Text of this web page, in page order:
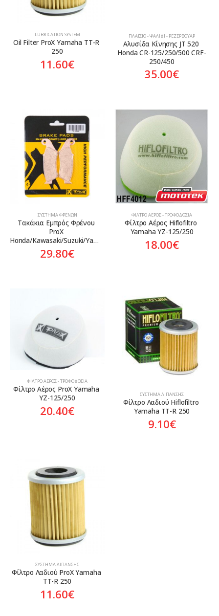
LUBRICATION SYSTEM
Oil Filter ProX Yamaha TT-R
250
11.60€
ΠΛΑΊΣΙΟ - ΨΑΛΊΔΙ - ΡΕΖΕΡΒΟΥΆΡ
Αλυσίδα Κίνησης JT 520
Honda CR-125/250/500 CRF-
250/450
35.00€
ΣΎΣΤΗΜΑ ΦΡΈΝΩΝ
Τακάκια Εμπρός Φρένου
ProX
Honda/Kawasaki/Suzuki/Yamaha
29.80€
ΦΊΛΤΡΟ ΑΈΡΟΣ - ΤΡΟΦΟΔΟΣΊΑ
Φίλτρο Αέρος Hiflofiltro
Yamaha YZ-125/250
18.00€
ΦΊΛΤΡΟ ΑΈΡΟΣ - ΤΡΟΦΟΔΟΣΊΑ
Φίλτρο Αέρος ProX Yamaha
YZ-125/250
20.40€
ΣΎΣΤΗΜΑ ΛΊΠΑΝΣΗΣ
Φίλτρο Λαδιού Hiflofiltro
Yamaha TT-R 250
9.10€
ΣΎΣΤΗΜΑ ΛΊΠΑΝΣΗΣ
Φίλτρο Λαδιού ProX Yamaha
TT-R 250
11.60€